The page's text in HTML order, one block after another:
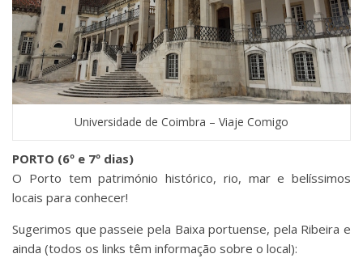
Universidade de Coimbra – Viaje Comigo
PORTO (6º e 7º dias)
O Porto tem património histórico, rio, mar e belíssimos
locais para conhecer!
Sugerimos que passeie pela Baixa portuense, pela Ribeira e
ainda (todos os links têm informação sobre o local):